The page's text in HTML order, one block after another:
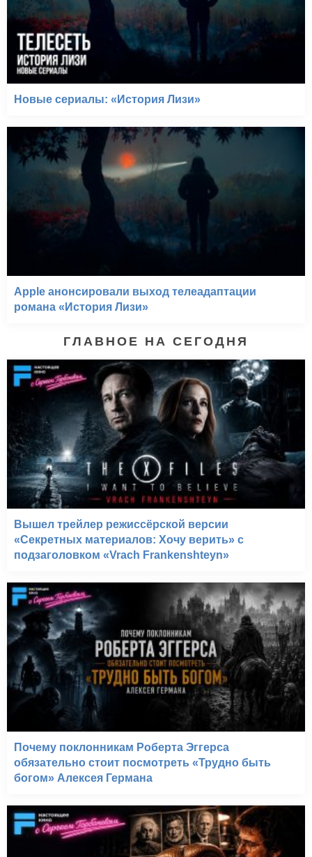
Новые сериалы: «История Лизи»
Apple анонсировали выход телеадаптации
романа «История Лизи»
ГЛАВНОЕ НА СЕГОДНЯ
Вышел трейлер режиссёрской версии
«Секретных материалов: Хочу верить» с
подзаголовком «Vrach Frankenshteyn»
Почему поклонникам Роберта Эггерса
обязательно стоит посмотреть «Трудно быть
богом» Алексея Германа